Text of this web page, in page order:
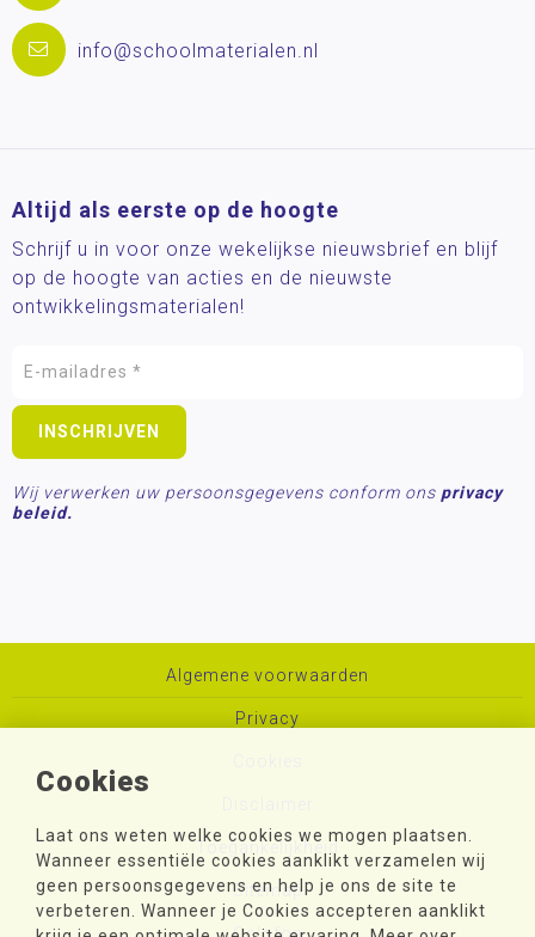
Cookies
Laat ons weten welke cookies we mogen plaatsen.
Wanneer essentiële cookies aanklikt verzamelen wij
geen persoonsgegevens en help je ons de site te
verbeteren. Wanneer je Cookies accepteren aanklikt
info@schoolmaterialen.nl
Altijd als eerste op de hoogte
Schrijf u in voor onze wekelijkse nieuwsbrief en blijf
op de hoogte van acties en de nieuwste
ontwikkelingsmaterialen!
Wij verwerken uw persoonsgegevens conform ons privacy
beleid.
Algemene voorwaarden
Privacy
Toegankelijkheid
Sitemap
Colofon